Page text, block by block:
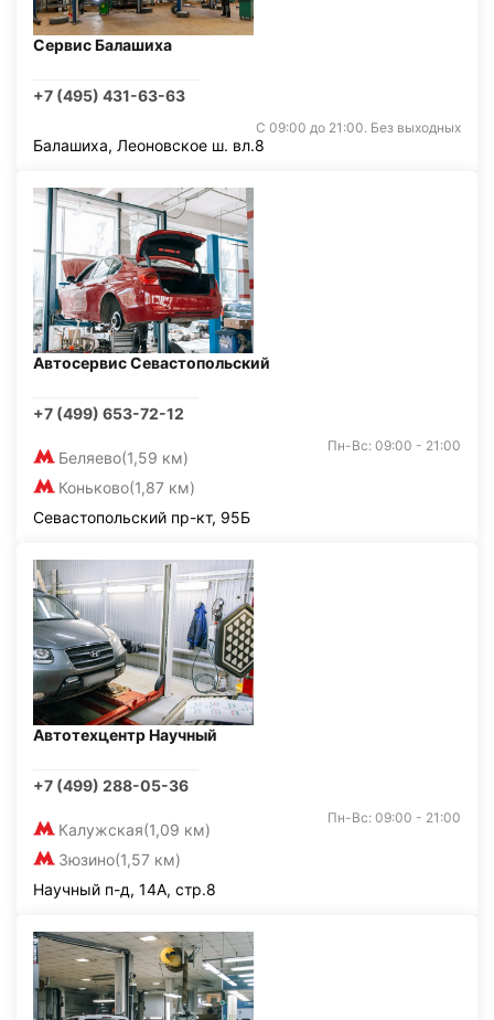
Сервис Балашиха
+7 (495) 431-63-63
С 09:00 до 21:00. Без выходных
Балашиха, Леоновское ш. вл.8
Автосервис Севастопольский
+7 (499) 653-72-12
Беляево(1,59 км)
Коньково(1,87 км)
Пн-Вс: 09:00 - 21:00
Севастопольский пр-кт, 95Б
Автотехцентр Научный
+7 (499) 288-05-36
Калужская(1,09 км)
Зюзино(1,57 км)
Пн-Вс: 09:00 - 21:00
Научный п-д, 14А, стр.8